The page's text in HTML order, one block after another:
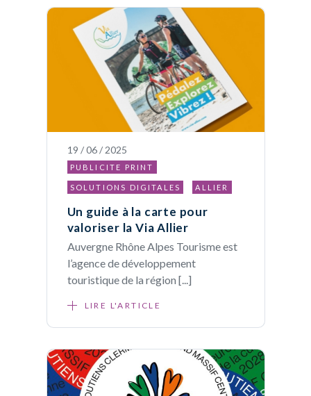
19 / 06 / 2025
PUBLICITE PRINT
SOLUTIONS DIGITALES ALLIER
Un guide à la carte pour
valoriser la Via Allier
Auvergne Rhône Alpes Tourisme est
l’agence de développement
touristique de la région [...]
LIRE L'ARTICLE